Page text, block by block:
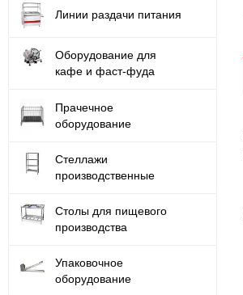
Линии раздачи питания
Оборудование для
кафе и фаст-фуда
Прачечное
оборудование
Стеллажи
производственные
Столы для пищевого
производства
Упаковочное
оборудование